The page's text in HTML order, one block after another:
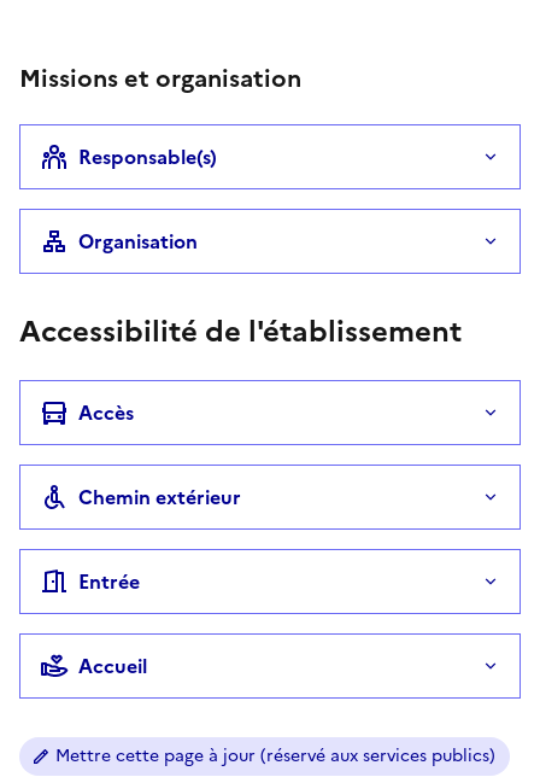
Missions et organisation
Responsable(s)
Organisation
Accessibilité de l'établissement
Accès
Chemin extérieur
Entrée
Accueil
Mettre cette page à jour (réservé aux services publics)